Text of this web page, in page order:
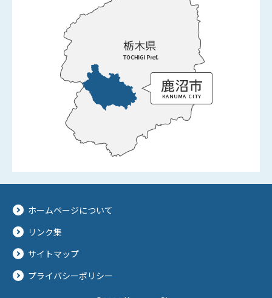
ホームページについて
リンク集
サイトマップ
プライバシーポリシー